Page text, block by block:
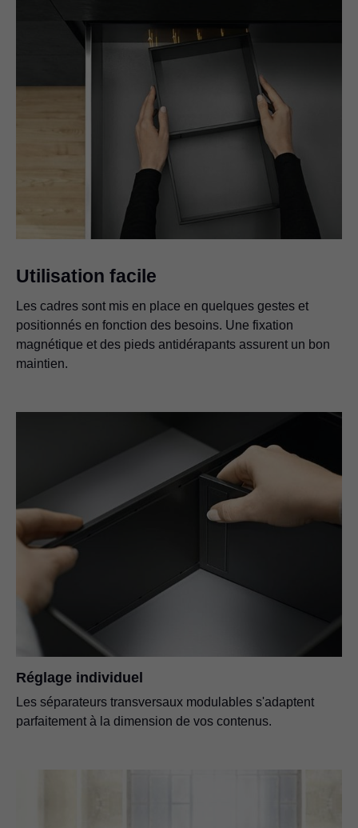
Utilisation facile
Les cadres sont mis en place en quelques gestes et
positionnés en fonction des besoins. Une fixation
magnétique et des pieds antidérapants assurent un bon
maintien.
Réglage individuel
Les séparateurs transversaux modulables s'adaptent
parfaitement à la dimension de vos contenus.